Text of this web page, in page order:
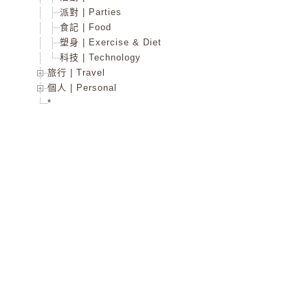
派對 | Parties
食記 | Food
塑身 | Exercise & Diet
科技 | Technology
旅行 | Travel
個人 | Personal
*